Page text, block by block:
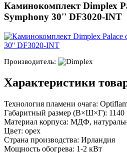
Каминокомплект Dimplex
Symphony 30'' DF3020-INT
Производитель:
Характеристики
Технология пламени очага:
Габаритный размер (В×Ш×Г):
Материал корпуса: МДФ,
Цвет: орех
Страна производства: Ирландия
Мощность обогрева: 1-2 кВт